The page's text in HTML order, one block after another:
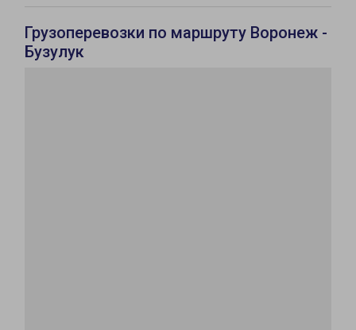
Грузоперевозки по маршруту Воронеж -
Бузулук